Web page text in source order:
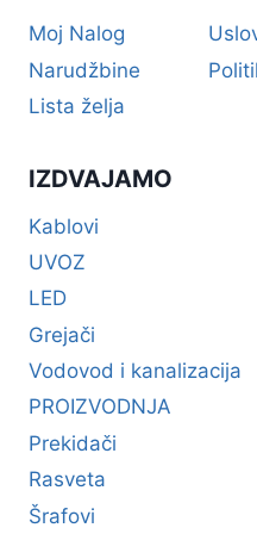
Moj Nalog
Narudžbine
Lista želja
IZDVAJAMO
Kablovi
UVOZ
LED
Grejači
Vodovod i kanalizacija
PROIZVODNJA
Prekidači
Rasveta
Šrafovi